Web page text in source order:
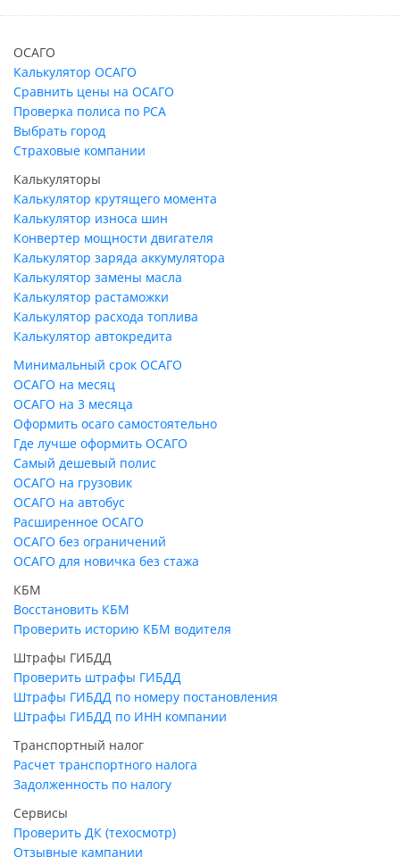
ОСАГО
Калькулятор ОСАГО
Сравнить цены на ОСАГО
Проверка полиса по РСА
Выбрать город
Страховые компании
Калькуляторы
Калькулятор крутящего момента
Калькулятор износа шин
Конвертер мощности двигателя
Калькулятор заряда аккумулятора
Калькулятор замены масла
Калькулятор растаможки
Калькулятор расхода топлива
Калькулятор автокредита
Минимальный срок ОСАГО
ОСАГО на месяц
ОСАГО на 3 месяца
Оформить осаго самостоятельно
Где лучше оформить ОСАГО
Самый дешевый полис
ОСАГО на грузовик
ОСАГО на автобус
Расширенное ОСАГО
ОСАГО без ограничений
ОСАГО для новичка без стажа
КБМ
Восстановить КБМ
Проверить историю КБМ водителя
Штрафы ГИБДД
Проверить штрафы ГИБДД
Штрафы ГИБДД по номеру постановления
Штрафы ГИБДД по ИНН компании
Транспортный налог
Расчет транспортного налога
Задолженность по налогу
Сервисы
Проверить ДК (техосмотр)
Отзывные кампании